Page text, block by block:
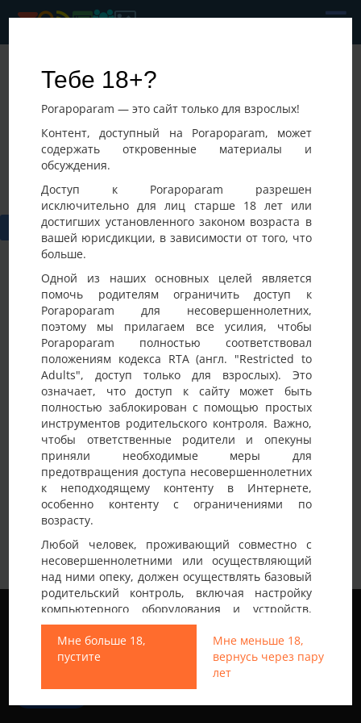
Тебе 18+?
Porapoparam — это сайт только для взрослых!
Контент, доступный на Porapoparam, может
содержать откровенные материалы и
обсуждения.
Доступ к Porapoparam разрешен
исключительно для лиц старше 18 лет или
достигших установленного законом возраста в
вашей юрисдикции, в зависимости от того, что
больше.
Одной из наших основных целей является
помочь родителям ограничить доступ к
Porapoparam для несовершеннолетних,
поэтому мы прилагаем все усилия, чтобы
Porapoparam полностью соответствовал
положениям кодекса RTA (англ. "Restricted to
Adults", доступ только для взрослых). Это
означает, что доступ к сайту может быть
полностью заблокирован с помощью простых
инструментов родительского контроля. Важно,
чтобы ответственные родители и опекуны
приняли необходимые меры для
предотвращения доступа несовершеннолетних
к неподходящему контенту в Интернете,
особенно контенту с ограничениями по
возрасту.
Любой человек, проживающий совместно с
несовершеннолетними или осуществляющий
над ними опеку, должен осуществлять базовый
родительский контроль, включая настройку
компьютерного оборудования и устройств,
установку программного обеспечения или
подключение услуг фильтрации от провайдера,
чтобы заблокировать доступ
несовершеннолетних к неподходящему
контенту.
Мне больше 18,
пустите
Мне меньше 18,
вернусь через пару
лет
Odin
06-08-2026 17:13
Украина, Киев
Фото Активность
Детали анкеты
Имя на сайте
Odin
Возраст
35-40 лет
Электронный адрес
Ibk_a@ukr.net
Страна
Украина
Город
Немного о себе:
Мої вітання. Дорослий киянин, без
матеріальних, фізичних, і моральних
проблем. Цікавить знайомство з
жінкою, парою ЧЖ для приємного
спілкування, спільного проведення
вільного часу, зустрічей, цікавих поїздок
В пріоритеті : здоров’я, серйознісь
намірів, адекватність.
Пишіть, відповім з фото і контактами
Мы используем файлы cookie, чтобы обеспечить
наилучшее качество работы на нашем сайте.
Подробнее узнать о том, какие файлы cookie мы
используем, или отключить их можно в разделе
Настройки.